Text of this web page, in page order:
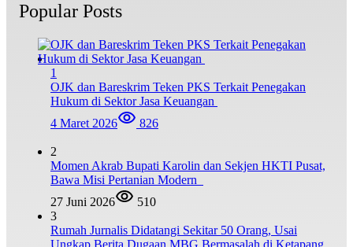
Popular Posts
1
OJK dan Bareskrim Teken PKS Terkait Penegakan
Hukum di Sektor Jasa Keuangan
4 Maret 2026
826
2
Momen Akrab Bupati Karolin dan Sekjen HKTI Pusat,
Bawa Misi Pertanian Modern
27 Juni 2026
510
3
Rumah Jurnalis Didatangi Sekitar 50 Orang, Usai
Ungkap Berita Dugaan MBG Bermasalah di Ketapang